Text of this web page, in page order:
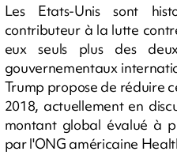
Les Etats-Unis sont
contributeur à la lutte
eux seuls plus des
gouvernementaux
Trump propose de réduire
2018, actuellement en
montant global évalué à
par l'ONG américaine